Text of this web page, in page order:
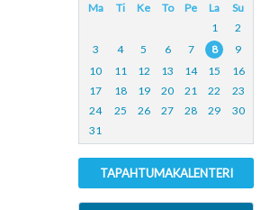
Ma Ti Ke To Pe La
Su
1
2
3
4 5 6 7 8
9
10
11 12 13 14 15
16
17
18 19 20 21 22
23
24
25 26 27 28 29
30
31
TAPAHTUMAKALENTERI